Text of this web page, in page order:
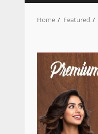
Home Featured